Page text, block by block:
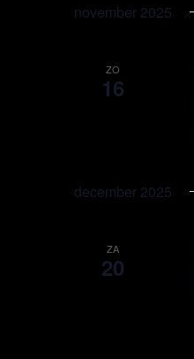
november 2025
ZO
16
december 2025
ZA
20